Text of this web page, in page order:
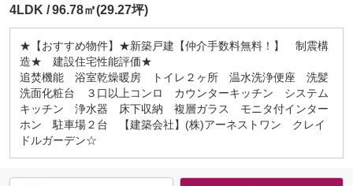
4LDK 96.78㎡(29.27坪)
★【おすすめ物件】★新築戸建【仲介手数料無料！】 制震構
造★ 建設住宅性能評価★
追焚機能 浴室乾燥暖房 トイレ２ヶ所 温水洗浄便座 洗髪
洗面化粧台 ３口以上コンロ カウンターキッチン システム
キッチン 浄水器 床下収納 複層ガラス モニタ付インター
ホン 駐車場２台 【建築会社】(株)アーネストワン クレイ
ドルガーデン☆